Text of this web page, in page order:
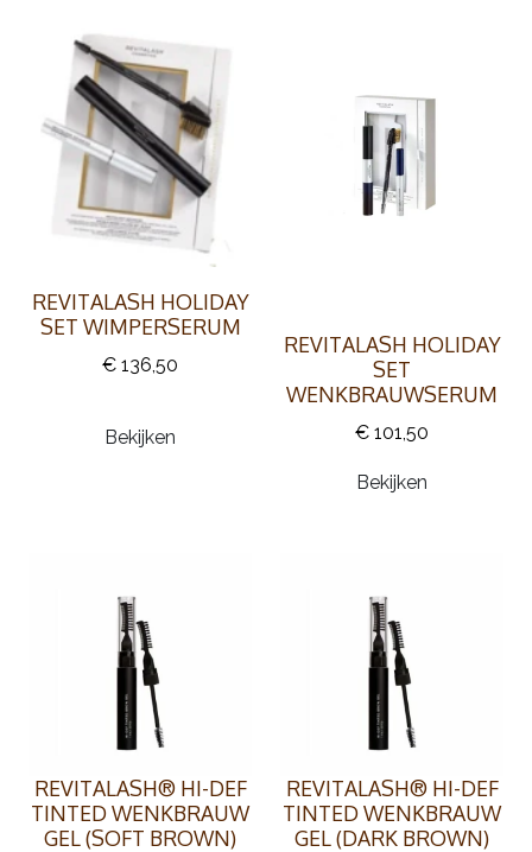
REVITALASH HOLIDAY
SET WIMPERSERUM
€ 136,50
Bekijken
REVITALASH HOLIDAY
SET
WENKBRAUWSERUM
€ 101,50
Bekijken
REVITALASH® HI-DEF
TINTED WENKBRAUW
GEL (SOFT BROWN)
REVITALASH® HI-DEF
TINTED WENKBRAUW
GEL (DARK BROWN)